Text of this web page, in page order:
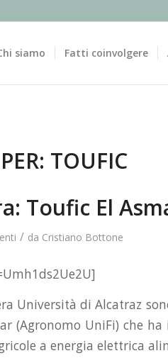
siamo Fatti coinvolgere
TOUFIC
Toufic El
/ da Cristiano Bottone
Università di Alcatraz
(Agronomo UniFi) che
a energia elettrica